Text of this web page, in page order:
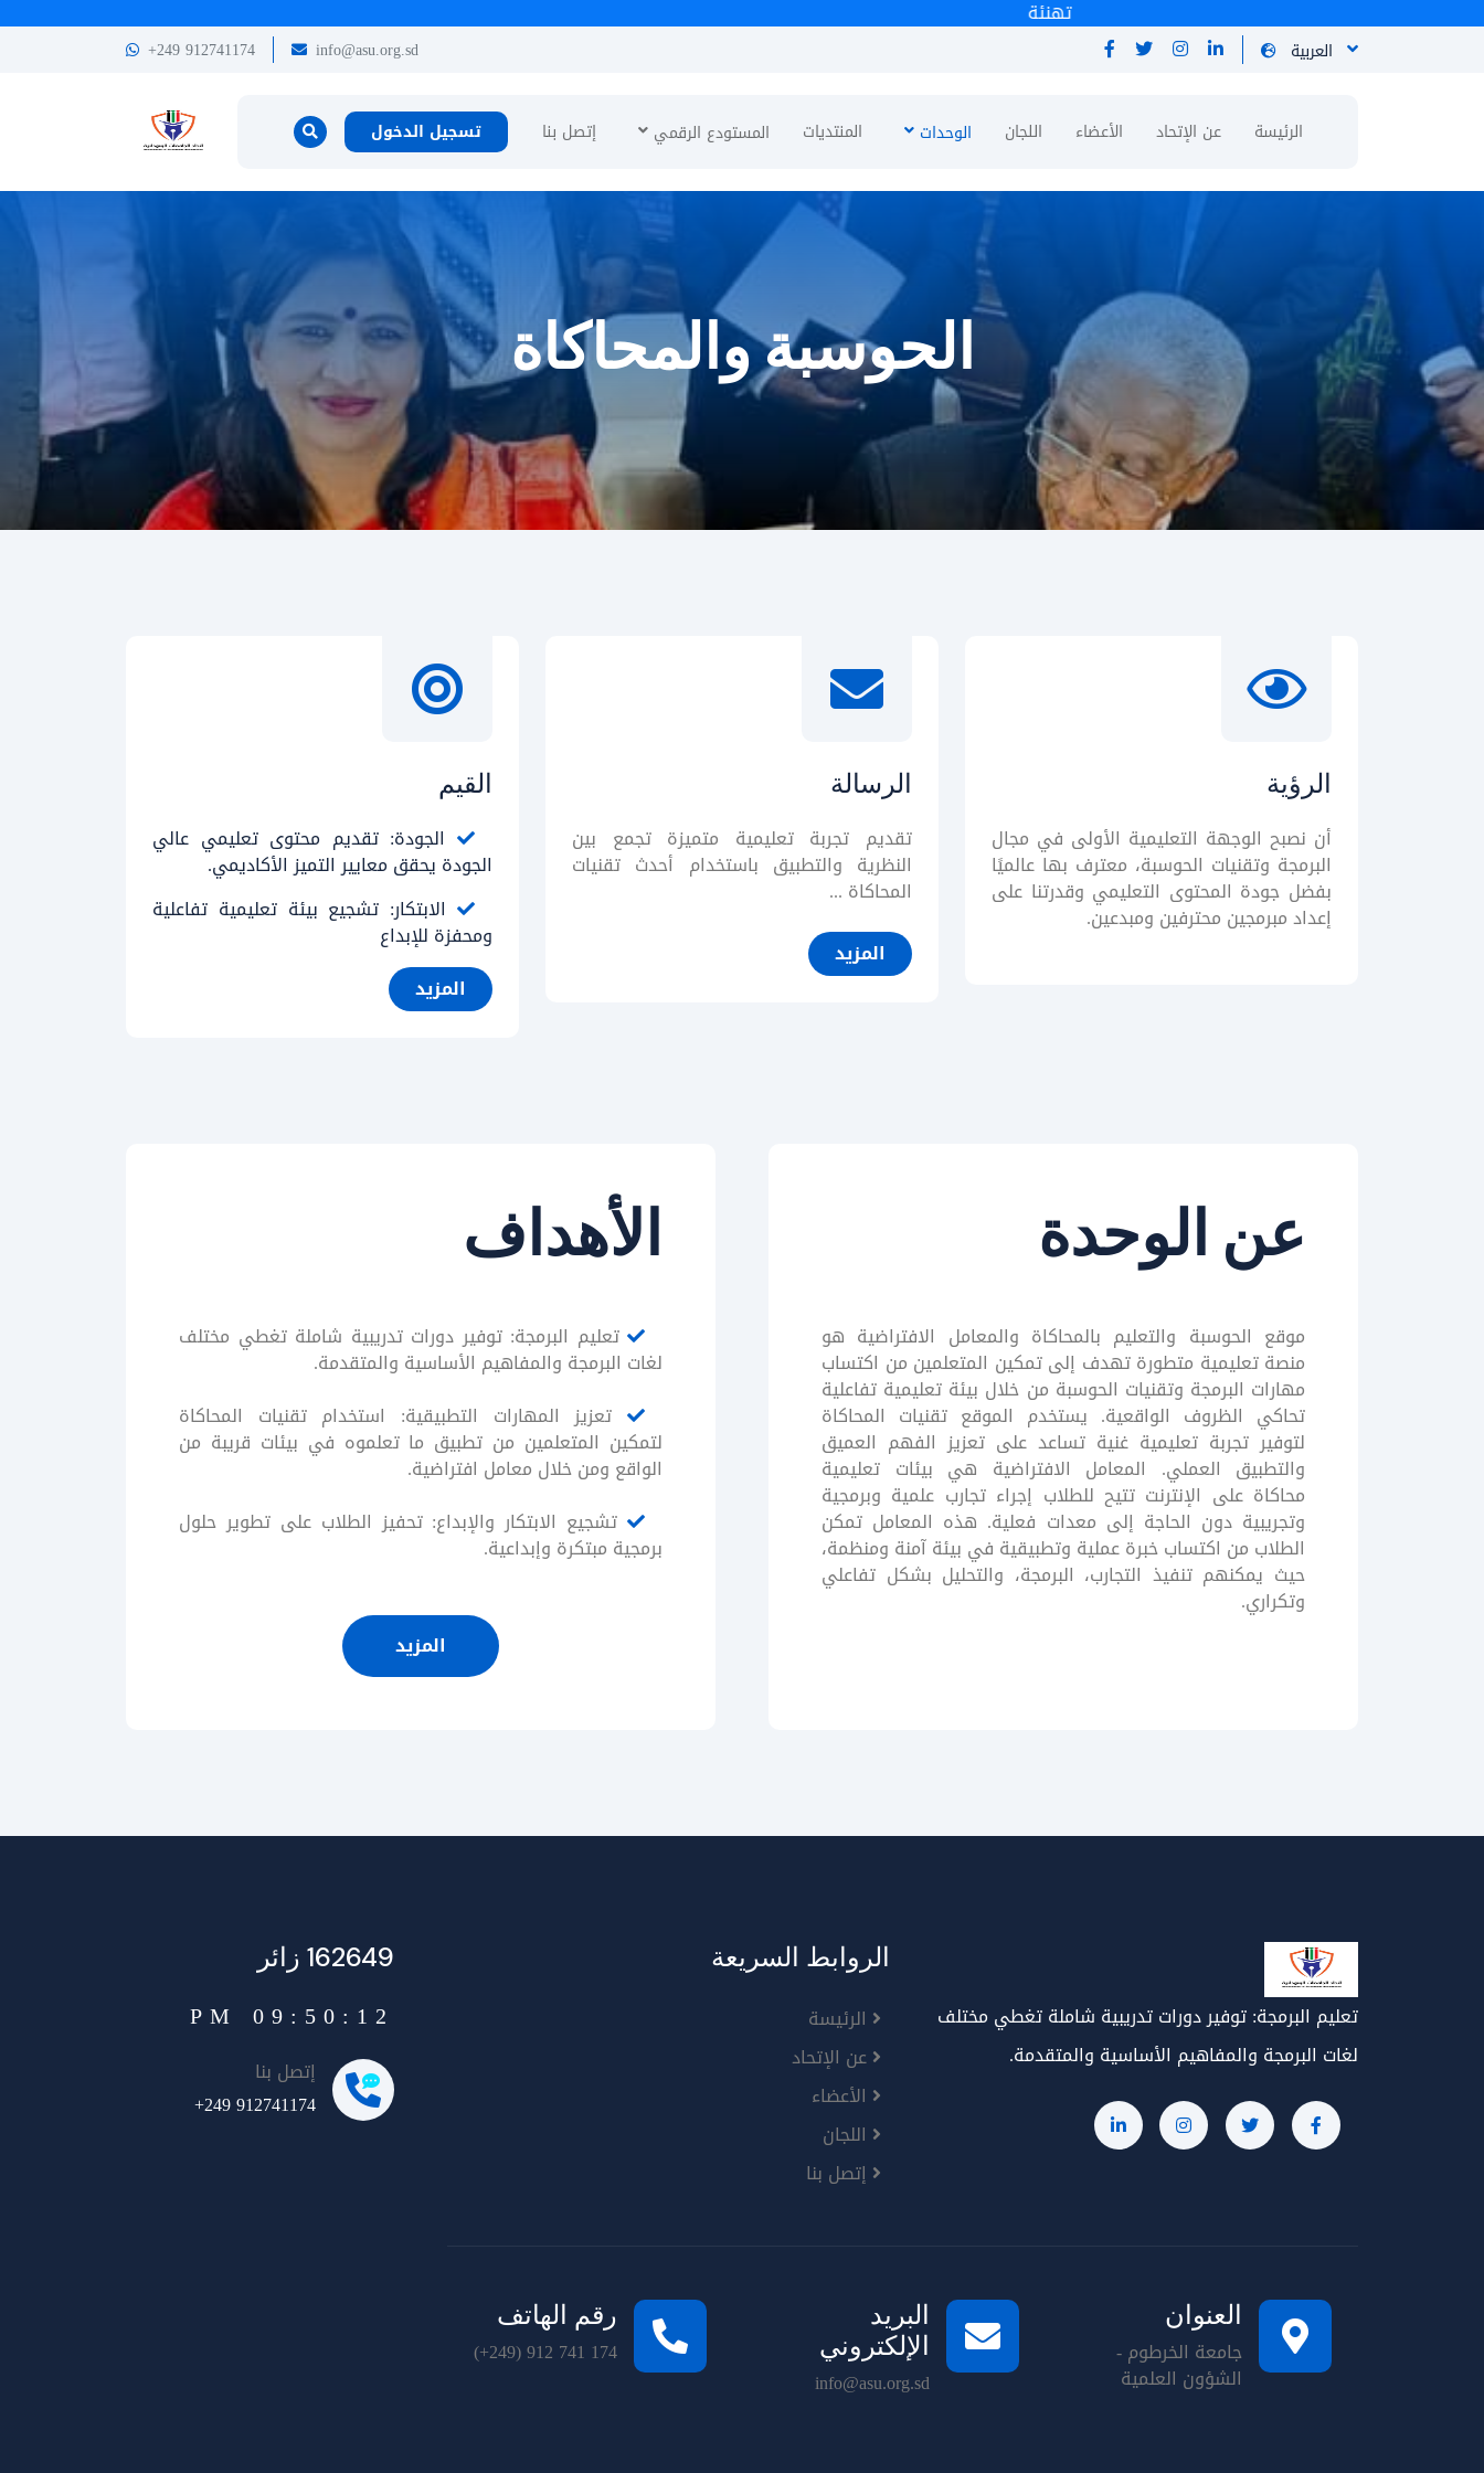
+249 912741174 info@asu.org.sd
الرئيسة عن الإتحاد الأعضاء اللجان الوحدات المنتديات المستودع الرقمي إتصل بنا تسجيل الدخول
الحوسبة والمحاكاة
الرؤية
أن نصبح الوجهة التعليمية الأولى في مجال
البرمجة وتقنيات الحوسبة، معترف بها عالميًا
بفضل جودة المحتوى التعليمي وقدرتنا على
إعداد مبرمجين محترفين ومبدعين.
الرسالة
تقديم تجربة تعليمية متميزة تجمع بين
النظرية والتطبيق باستخدام أحدث تقنيات
المحاكاة ...
المزيد
القيم
الجودة: تقديم محتوى تعليمي عالي
الجودة يحقق معايير التميز الأكاديمي.
الابتكار: تشجيع بيئة تعليمية تفاعلية
ومحفزة للإبداع
المزيد
عن الوحدة
موقع الحوسبة والتعليم بالمحاكاة والمعامل الافتراضية هو
منصة تعليمية متطورة تهدف إلى تمكين المتعلمين من اكتساب
مهارات البرمجة وتقنيات الحوسبة من خلال بيئة تعليمية تفاعلية
تحاكي الظروف الواقعية. يستخدم الموقع تقنيات المحاكاة
لتوفير تجربة تعليمية غنية تساعد على تعزيز الفهم العميق
والتطبيق العملي. المعامل الافتراضية هي بيئات تعليمية
محاكاة على الإنترنت تتيح للطلاب إجراء تجارب علمية وبرمجية
وتجريبية دون الحاجة إلى معدات فعلية. هذه المعامل تمكن
الطلاب من اكتساب خبرة عملية وتطبيقية في بيئة آمنة ومنظمة،
حيث يمكنهم تنفيذ التجارب، البرمجة، والتحليل بشكل تفاعلي
وتكراري.
الأهداف
تعليم البرمجة: توفير دورات تدريبية شاملة تغطي مختلف
لغات البرمجة والمفاهيم الأساسية والمتقدمة.
تعزيز المهارات التطبيقية: استخدام تقنيات المحاكاة
لتمكين المتعلمين من تطبيق ما تعلموه في بيئات قريبة من
الواقع ومن خلال معامل افتراضية.
تشجيع الابتكار والإبداع: تحفيز الطلاب على تطوير حلول
برمجية مبتكرة وإبداعية.
المزيد
تعليم البرمجة: توفير دورات تدريبية شاملة تغطي مختلف
لغات البرمجة والمفاهيم الأساسية والمتقدمة.
الروابط السريعة
الرئيسة
عن الإتحاد
الأعضاء
اللجان
إتصل بنا
العنوان
جامعة الخرطوم -
الشؤون العلمية
البريد
الإلكتروني
info@asu.org.sd
رقم الهاتف
(+249) 912 741 174
162649 زائر
09:50:13 PM
إتصل بنا
+249 912741174